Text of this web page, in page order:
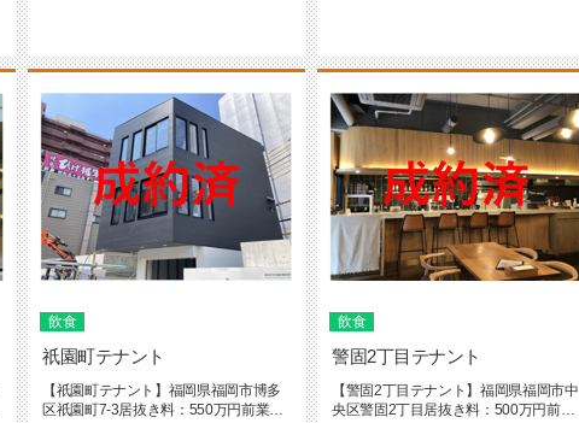
飲食
祇園町テナント
【祇園町テナント】福岡県福岡市博多
区祇園町7-3居抜き料：550万円前業
飲食
警固2丁目テナント
【警固2丁目テナント】福岡県福岡市中
央区警固2丁目居抜き料：500万円前テ